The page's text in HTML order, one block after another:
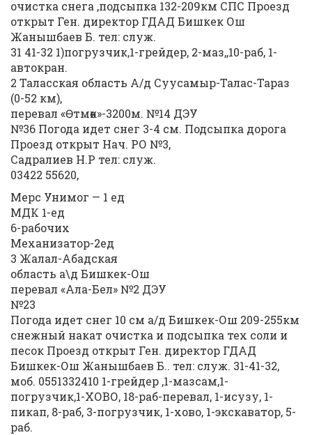
очистка снега ,подсыпка 132-209км СПС Проезд
открыт Ген. директор ГДАД Бишкек Ош
Жанышбаев Б. тел: служ.
31 41-32 1)погрузчик,1-грейдер, 2-маз,,10-раб, 1-
автокран.
2 Таласская область А/д Суусамыр-Талас-Тараз
(0-52 км),
перевал «Өтмөк»-3200м. №14 ДЭУ
№36 Погода идет снег 3-4 см. Подсыпка дорога
Проезд открыт Нач. РО №3,
Садралиев Н.Р тел: служ.
03422 55620,
Мерс Унимог — 1 ед
МДК 1-ед
6-рабочих
Механизатор-2ед
3 Жалал-Абадская
область а\д Бишкек-Ош
перевал «Ала-Бел» №2 ДЭУ
№23
Погода идет снег 10 см а/д Бишкек-Ош 209-255км
снежный накат очистка и подсыпка тех соли и
песок Проезд открыт Ген. директор ГДАД
Бишкек-Ош Жанышбаев Б.. тел: служ. 31-41-32,
моб. 0551332410 1-грейдер ,1-мазсам,1-
погрузчик,1-ХОВО, 18-раб-перевал, 1-исузу, 1-
пикап, 8-раб, 3-погрузчик, 1-хово, 1-экскаватор, 5-
раб.